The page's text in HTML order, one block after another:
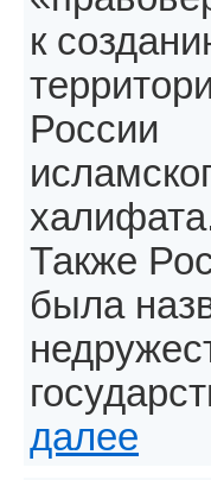
к
России
Также
была
далее